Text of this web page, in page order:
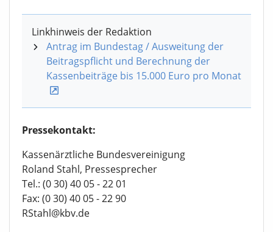
Linkhinweis der Redaktion
Antrag im Bundestag / Ausweitung der
Beitragspflicht und Berechnung der
Kassenbeiträge bis 15.000 Euro pro Monat
Pressekontakt:
Kassenärztliche Bundesvereinigung
Roland Stahl, Pressesprecher
Tel.: (0 30) 40 05 - 22 01
Fax: (0 30) 40 05 - 22 90
RStahl@kbv.de